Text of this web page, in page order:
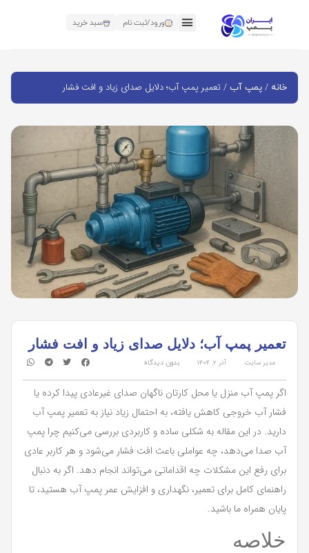
ورود/ثبت نام سبد خرید
خانه / پمپ آب / تعمیر پمپ آب؛ دلایل صدای زیاد و افت فشار
تعمیر پمپ آب؛ دلایل صدای زیاد و افت فشار
مدیر سایت آذر ۲, ۱۴۰۴ بدون دیدگاه
اگر پمپ آب منزل یا محل کارتان ناگهان صدای غیرعادی پیدا کرده یا
فشار آب خروجی کاهش یافته، به احتمال زیاد نیاز به تعمیر پمپ آب
دارید. در این مقاله به شکلی ساده و کاربردی بررسی می‌کنیم چرا پمپ
آب صدا می‌دهد، چه عواملی باعث افت فشار می‌شود و هر کاربر عادی
برای رفع این مشکلات چه اقداماتی می‌تواند انجام دهد. اگر به دنبال
راهنمای کامل برای تعمیر، نگهداری و افزایش عمر پمپ آب هستید، تا
پایان همراه ما باشید.
خلاصه